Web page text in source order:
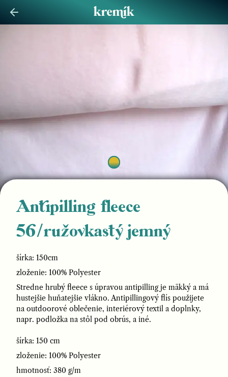
Antipilling fleece
56/ružovkastý jemný
šírka: 150cm
zloženie: 100% Polyester
Stredne hrubý fleece s úpravou antipilling je mäkký a má
hustejšie huňatejšie vlákno. Antipillingový flís použijete
na outdoorové oblečenie, interiérový textil a doplnky,
napr. podložka na stôl pod obrús, a iné.
šírka: 150 cm
zloženie: 100% Polyester
hmotnosť: 380 g/m